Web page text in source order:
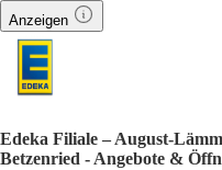
Anzeigen
Edeka Filiale – August-
Betzenried - Angebote &